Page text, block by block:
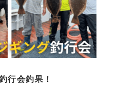
行会釣果！